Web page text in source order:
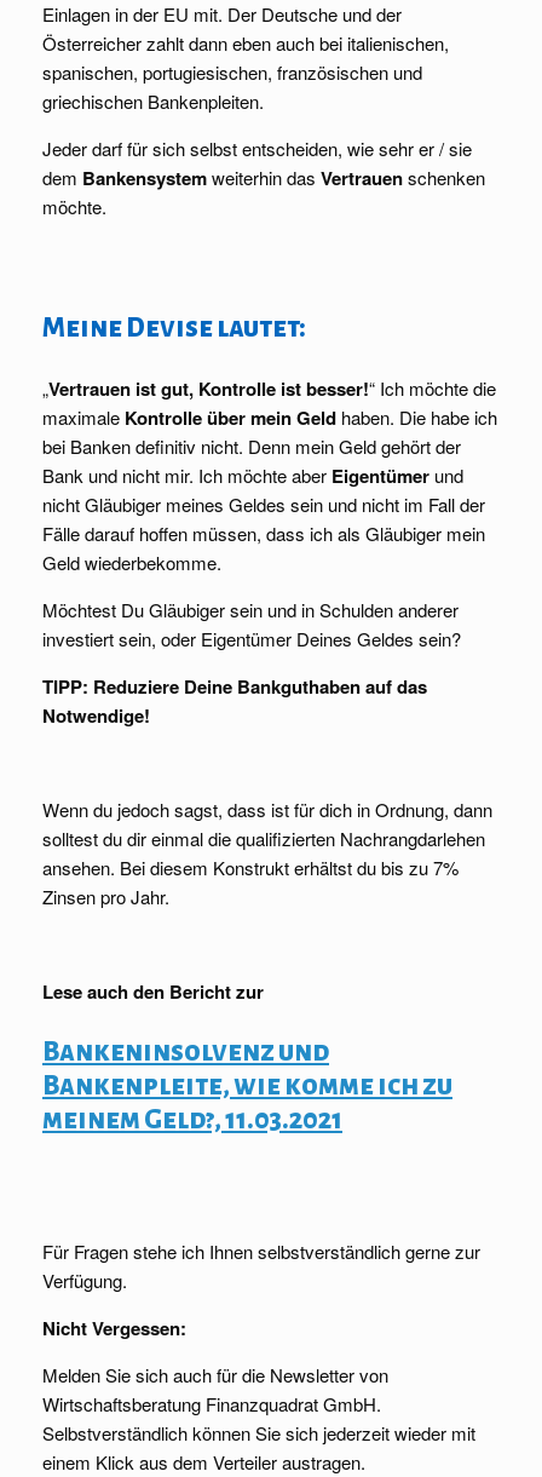
Einlagen in der EU mit. Der Deutsche und der
Österreicher zahlt dann eben auch bei italienischen,
spanischen, portugiesischen, französischen und
griechischen Bankenpleiten.
Jeder darf für sich selbst entscheiden, wie sehr er / sie
dem Bankensystemweiterhin das Vertrauenschenken
möchte.
Meine Devise lautet:
„Vertrauen ist gut, Kontrolle ist besser!“ Ich möchte die
maximale Kontrolle über mein Geld haben. Die habe ich
bei Banken definitiv nicht. Denn mein Geld gehört der
Bank und nicht mir. Ich möchte aber Eigentümer und
nicht Gläubiger meines Geldes sein und nicht im Fall der
Fälle darauf hoffen müssen, dass ich als Gläubiger mein
Geld wiederbekomme.
Möchtest Du Gläubiger sein und in Schulden anderer
investiert sein, oder Eigentümer Deines Geldes sein?
TIPP: Reduziere Deine Bankguthaben auf das
Notwendige!
Wenn du jedoch sagst, dass ist für dich in Ordnung, dann
solltest du dir einmal die qualifizierten Nachrangdarlehen
ansehen. Bei diesem Konstrukt erhältst du bis zu 7%
Zinsen pro Jahr.
Lese auch den Bericht zur
Bankeninsolvenz und
Bankenpleite, wie komme ich zu
meinem Geld?, 11.03.2021
Für Fragen stehe ich Ihnen selbstverständlich gerne zur
Verfügung.
Nicht Vergessen:
Melden Sie sich auch für die Newsletter von
Wirtschaftsberatung Finanzquadrat GmbH.
Selbstverständlich können Sie sich jederzeit wieder mit
einem Klick aus dem Verteiler austragen.